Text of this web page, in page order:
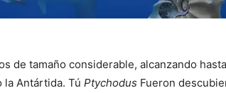
de tamaño considerable, alcanzando
Antártida. Tú Ptychodus Fueron